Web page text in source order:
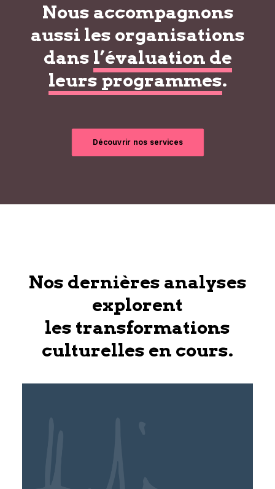
Nous accompagnons
aussi les organisations
dans l’évaluation de
leurs programmes.
Découvrir nos services
Nos dernières analyses
explorent
les transformations
culturelles en cours.